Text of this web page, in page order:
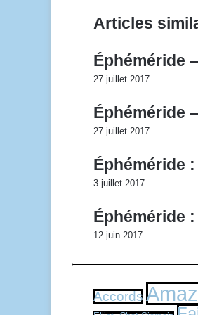
Articles
Éphéméride
27 juillet 2017
Éphéméride
27 juillet 2017
Éphéméride
3 juillet 2017
Éphéméride
12 juin 2017
Accords